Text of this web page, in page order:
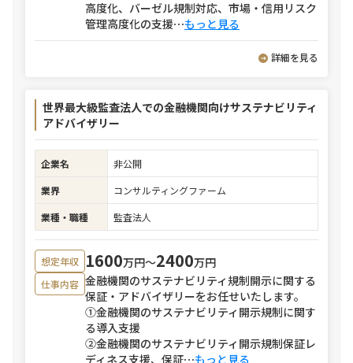
高度化、バーゼル規制対応、市場・信用リスク
管理高度化の支援⋯もっと見る
詳細を見る
世界最大級監査法人での金融機関向けサステナビリティ
アドバイザリー
企業名
非公開
業界
コンサルティングファーム
業種・職種
監査法人
想定年収 1600万円〜2400万円
仕事内容 金融機関のサステナビリティ規制開示に関する
保証・アドバイザリーをお任せいたします。
①金融機関のサステナビリティ開示規制に関す
る導入支援
②金融機関のサステナビリティ開示規制保証レ
ディネス支援、保証⋯もっと見る